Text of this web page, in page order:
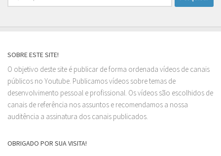
por:
SOBRE ESTE SITE!
O objetivo deste site é publicar de forma ordenada vídeos de canais
públicos no Youtube. Publicamos vídeos sobre temas de
desenvolvimento pessoal e profissional. Os vídeos são escolhidos de
canais de referência nos assuntos e recomendamos a nossa
auditência a assinatura dos canais publicados.
OBRIGADO POR SUA VISITA!